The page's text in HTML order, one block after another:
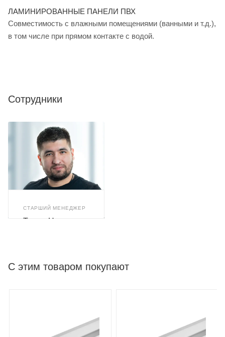
ЛАМИНИРОВАННЫЕ ПАНЕЛИ ПВХ
Совместимость с влажными помещениями (ванными и т.д.),
в том числе при прямом контакте с водой.
Сотрудники
СТАРШИЙ МЕНЕДЖЕР
Тимур Назиров
С этим товаром покупают